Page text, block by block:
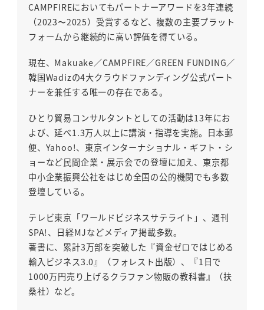
CAMPFIREにおいてもパートナーアワードを3年連続
（2023〜2025）受賞するなど、複数の主要プラット
フォームから継続的に高い評価を得ている。
現在、Makuake／CAMPFIRE／GREEN FUNDING／
韓国Wadizの4大クラウドファンディング公式パート
ナーを兼任する唯一の存在である。
ひとり貿易コンサルタントとしての活動は13年にお
よび、延べ1.3万人以上に講演・指導を実施。日本郵
便、Yahoo!、東京インターナショナル・ギフト・シ
ョーなど民間企業・展示会での登壇に加え、東京都
中小企業振興公社をはじめ全国の公的機関でも多数
登壇している。
テレビ東京「ワールドビジネスサテライト」、週刊
SPA!、日経MJなどメディア掲載多数。
著書に、累計3万部を突破した『資金ゼロではじめる
輸入ビジネス3.0』（フォレスト出版）、『1日で
1000万円売り上げるクラファン物販の教科書』（扶
桑社）など。